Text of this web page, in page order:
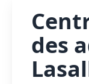
des